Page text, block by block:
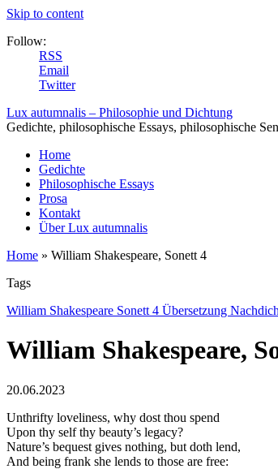
Skip to content
Follow:
RSS
Email
Twitter
Lux autumnalis – Philosophie und Dichtung
Gedichte, philosophische Essays, philosophische
Home
Gedichte
Philosophische Essays
Prosa
Kontakt
Über Lux autumnalis
Home » William Shakespeare, Sonett 4
Tags
William Shakespeare Sonett 4 Übersetzung
William Shakespeare,
20.06.2023
Unthrifty loveliness, why dost thou spend
Upon thy self thy beauty’s legacy?
Nature’s bequest gives nothing, but doth lend,
And being frank she lends to those are free: